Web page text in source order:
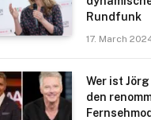
Rundfunk
17. March
Wer ist
den